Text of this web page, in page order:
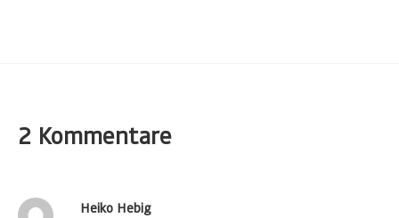
2 Kommentare
Heiko Hebig